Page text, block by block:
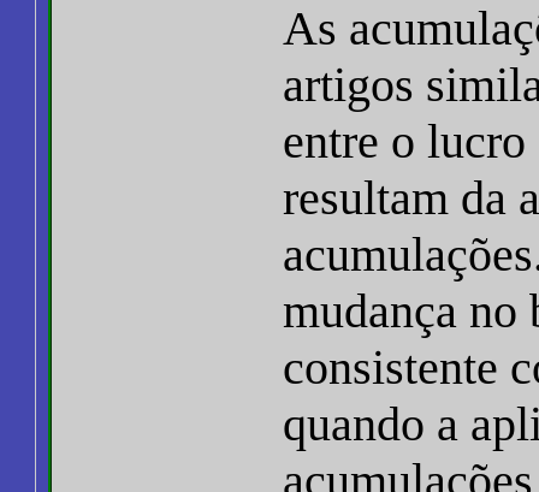
As
artigos
entre o
resultam da
mudança no
consistente
quando a